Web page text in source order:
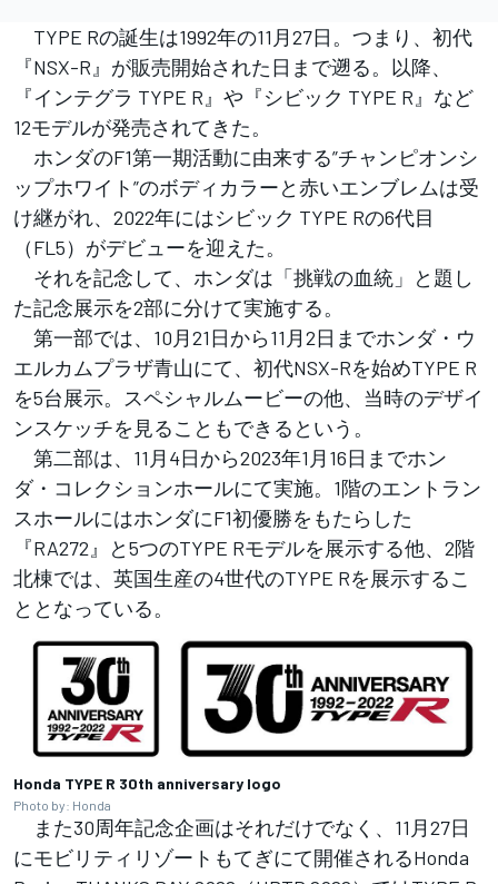
TYPE Rの誕生は1992年の11月27日。つまり、初代
『NSX-R』が販売開始された日まで遡る。以降、
『インテグラ TYPE R』や『シビック TYPE R』など
12モデルが発売されてきた。
ホンダのF1第一期活動に由来する”チャンピオンシ
ップホワイト”のボディカラーと赤いエンブレムは受
け継がれ、2022年にはシビック TYPE Rの6代目
（FL5）がデビューを迎えた。
それを記念して、ホンダは「挑戦の血統」と題し
た記念展示を2部に分けて実施する。
第一部では、10月21日から11月2日までホンダ・ウ
エルカムプラザ青山にて、初代NSX-Rを始めTYPE R
を5台展示。スペシャルムービーの他、当時のデザイ
ンスケッチを見ることもできるという。
第二部は、11月4日から2023年1月16日までホン
ダ・コレクションホールにて実施。1階のエントラン
スホールにはホンダにF1初優勝をもたらした
『RA272』と5つのTYPE Rモデルを展示する他、2階
北棟では、英国生産の4世代のTYPE Rを展示するこ
ととなっている。
Honda TYPE R 30th anniversary logo
Photo by: Honda
また30周年記念企画はそれだけでなく、11月27日
にモビリティリゾートもてぎにて開催されるHonda